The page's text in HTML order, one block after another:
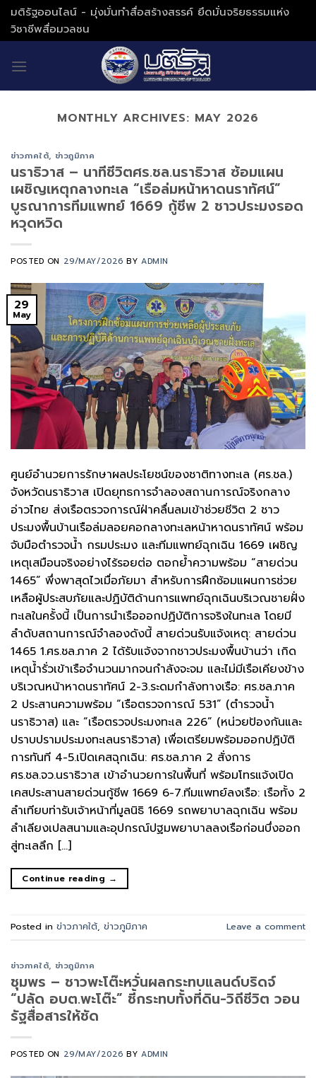
Skip
to
content
มติรัฐออนไลน์ - มุ่งมั่นทำสื่อสร้างสรรค์ ยึดมั่นจริยธรรมแห่ง
วิชาชีพสื่อมวลชน
MONTHLY ARCHIVES: MAY 2026
ข่าวภาคใต้, ข่าวภูมิภาค
นราธิวาส – นาทีชีวิตศร.ชล.นราธิวาส ซ้อมแผน
เผชิญเหตุกลางทะเล “เรือล่มหน้าหาดนราทัศน์”
บูรณาการทีมแพทย์ 1669 กู้ชีพ 2 ชาวประมงรอด
หวุดหวิด
POSTED ON 29/MAY/2026 BYADMIN
29
May
ศูนย์อำนวยการรักษาผลประโยชน์ของชาติทางทะเล (ศร.ชล.)
จังหวัดนราธิวาส เปิดยุทธการจำลองสถานการณ์จริงกลาง
อ่าวไทย ส่งเรือตรวจการณ์ฝ่าคลื่นลมเข้าช่วยชีวิต 2 ชาว
ประมงพื้นบ้านเรือล่มลอยคอกลางทะเลหน้าหาดนราทัศน์ พร้อม
จับมือตำรวจน้ำ กรมประมง และทีมแพทย์ฉุกเฉิน 1669 เผชิญ
เหตุเสมือนจริงอย่างไร้รอยต่อ ตอกย้ำความพร้อม “สายด่วน
1465” พึ่งพาสุดไวเมื่อภัยมา สำหรับการฝึกซ้อมแผนการช่วย
เหลือผู้ประสบภัยและปฏิบัติด้านการแพทย์ฉุกเฉินบริเวณชายฝั่ง
ทะเลในครั้งนี้ เป็นการนำเรือออกปฏิบัติการจริงในทะเล โดยมี
ลำดับสถานการณ์จำลองดังนี้ สายด่วนรับแจ้งเหตุ: สายด่วน
1465 1.ศร.ชล.ภาค 2 ได้รับแจ้งจากชาวประมงพื้นบ้านว่า เกิด
เหตุน้ำรั่วเข้าเรือจำนวนมากจนกำลังจะจม และไม่มีเรือเคียงข้าง
บริเวณหน้าหาดนราทัศน์ 2-3.ระดมกำลังทางเรือ: ศร.ชล.ภาค
2 ประสานความพร้อม “เรือตรวจการณ์ 531” (ตำรวจน้ำ
นราธิวาส) และ “เรือตรวจประมงทะเล 226” (หน่วยป้องกันและ
ปราบปรามประมงทะเลนราธิวาส) เพื่อเตรียมพร้อมออกปฏิบัติ
การทันที 4-5.เปิดเคสฉุกเฉิน: ศร.ชล.ภาค 2 สั่งการ
ศร.ชล.จว.นราธิวาส เข้าอำนวยการในพื้นที่ พร้อมโทรแจ้งเปิด
เคสประสานสายด่วนกู้ชีพ 1669 6-7.ทีมแพทย์ลงเรือ: เรือทั้ง 2
ลำเทียบท่ารับเจ้าหน้าที่มูลนิธิ 1669 รถพยาบาลฉุกเฉิน พร้อม
ลำเลียงเปลสนามและอุปกรณ์ปฐมพยาบาลลงเรือก่อนบึ่งออก
สู่ทะเลลึก […]
Continue reading →
Posted in ข่าวภาคใต้, ข่าวภูมิภาค Leave a comment
ข่าวภาคใต้, ข่าวภูมิภาค
ชุมพร – ชาวพะโต๊ะหวั่นผลกระทบแลนด์บริดจ์
“ปลัด อบต.พะโต๊ะ” ชี้กระทบทั้งที่ดิน-วิถีชีวิต วอน
รัฐสื่อสารให้ชัด
POSTED ON 29/MAY/2026 BYADMIN